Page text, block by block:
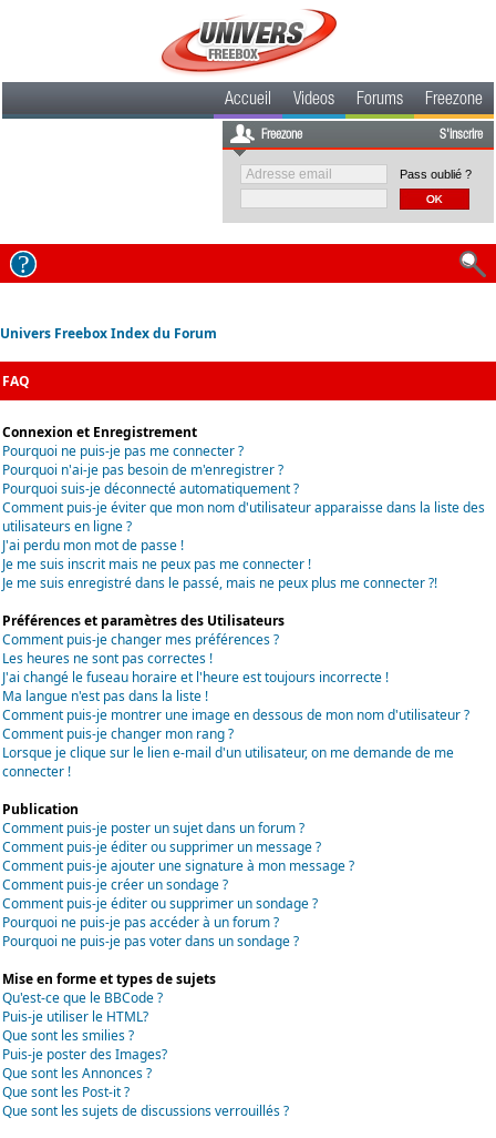
Accueil Videos Forums Freezone
Freezone S'inscrire
Pass oublié ?
Univers Freebox Index du Forum
FAQ
Connexion et Enregistrement
Pourquoi ne puis-je pas me connecter ?
Pourquoi n'ai-je pas besoin de m'enregistrer ?
Pourquoi suis-je déconnecté automatiquement ?
Comment puis-je éviter que mon nom d'utilisateur apparaisse dans la liste des
utilisateurs en ligne ?
J'ai perdu mon mot de passe !
Je me suis inscrit mais ne peux pas me connecter !
Je me suis enregistré dans le passé, mais ne peux plus me connecter ?!
Préférences et paramètres des Utilisateurs
Comment puis-je changer mes préférences ?
Les heures ne sont pas correctes !
J'ai changé le fuseau horaire et l'heure est toujours incorrecte !
Ma langue n'est pas dans la liste !
Comment puis-je montrer une image en dessous de mon nom d'utilisateur ?
Comment puis-je changer mon rang ?
Lorsque je clique sur le lien e-mail d'un utilisateur, on me demande de me
connecter !
Publication
Comment puis-je poster un sujet dans un forum ?
Comment puis-je éditer ou supprimer un message ?
Comment puis-je ajouter une signature à mon message ?
Comment puis-je créer un sondage ?
Comment puis-je éditer ou supprimer un sondage ?
Pourquoi ne puis-je pas accéder à un forum ?
Pourquoi ne puis-je pas voter dans un sondage ?
Mise en forme et types de sujets
Qu'est-ce que le BBCode ?
Puis-je utiliser le HTML?
Que sont les smilies ?
Puis-je poster des Images?
Que sont les Annonces ?
Que sont les Post-it ?
Que sont les sujets de discussions verrouillés ?